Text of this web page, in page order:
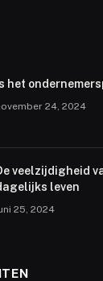
Is het
24, 2024
veelzijdigheid
leven
25, 2024